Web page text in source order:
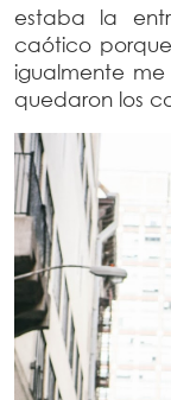
estaba la
caótico
igualmente
quedaron los